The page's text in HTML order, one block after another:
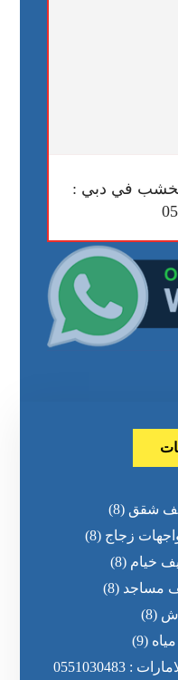
في دبي :
شقق (8)
زجاج (8)
خيام (8)
مساجد (8)
(8)
(9)